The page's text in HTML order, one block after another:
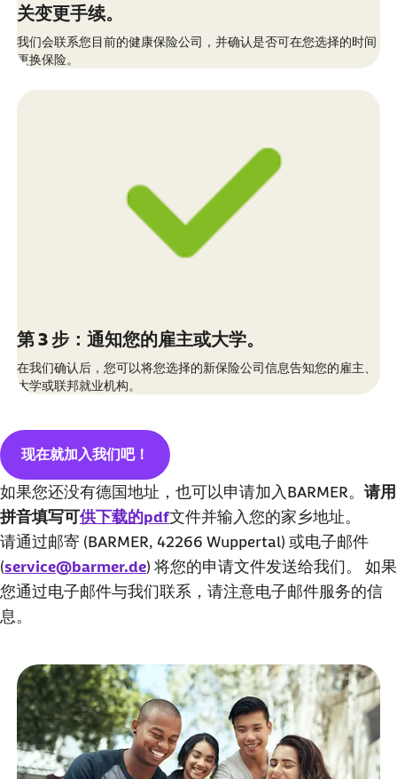
关变更手续。
我们会联系您目前的健康保险公司，并确认是否可在您选择的时间
更换保险。
第 3 步：通知您的雇主或大学。
在我们确认后，您可以将您选择的新保险公司信息告知您的雇主、
大学或联邦就业机构。
现在就加入我们吧！
如果您还没有德国地址，也可以申请加入BARMER。 请用
拼音填写可供下载的pdf文件并输入您的家乡地址。
请通过邮寄 (BARMER, 42266 Wuppertal) 或电子邮件
(service@barmer.de) 将您的申请文件发送给我们。 如果
您通过电子邮件与我们联系，请注意电子邮件服务的信
息。